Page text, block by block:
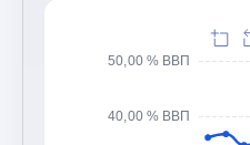
40,00 % ВВП
50,00 % ВВП